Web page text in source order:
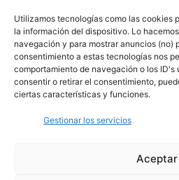
Utilizamos tecnologías como las cookies
la información del dispositivo. Lo
navegación y para mostrar anuncios (no)
consentimiento a estas tecnologías nos
comportamiento de navegación o los ID's
consentir o retirar el consentimiento,
ciertas características y funciones.
Gestionar los servicios
Aceptar